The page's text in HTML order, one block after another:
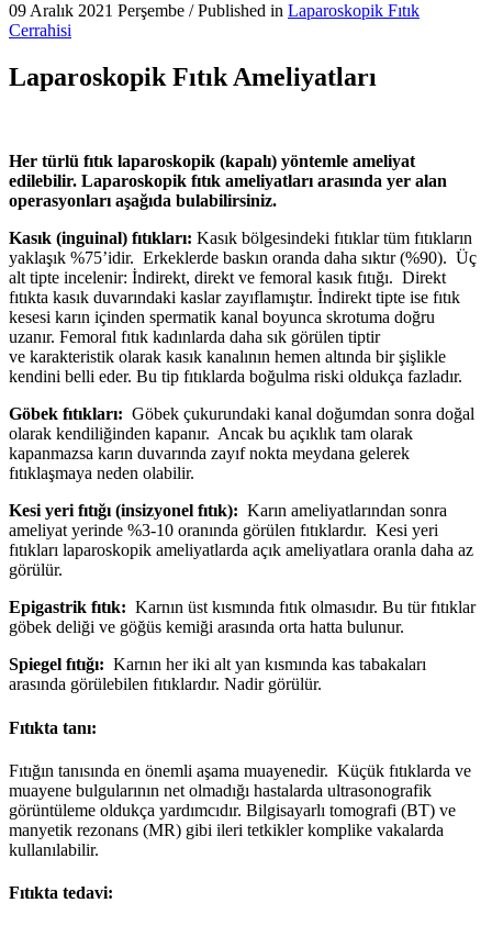
09 Aralık 2021 Perşembe /Published in Laparoskopik Fıtık
Cerrahisi
Laparoskopik Fıtık Ameliyatları
Her türlü fıtık laparoskopik (kapalı) yöntemle ameliyat
edilebilir. Laparoskopik fıtık ameliyatları arasında yer alan
operasyonları aşağıda bulabilirsiniz.
Kasık (inguinal) fıtıkları: Kasık bölgesindeki fıtıklar tüm fıtıkların
yaklaşık %75’idir. Erkeklerde baskın oranda daha sıktır (%90). Üç
alt tipte incelenir: İndirekt, direkt ve femoral kasık fıtığı. Direkt
fıtıkta kasık duvarındaki kaslar zayıflamıştır. İndirekt tipte ise fıtık
kesesi karın içinden spermatik kanal boyunca skrotuma doğru
uzanır. Femoral fıtık kadınlarda daha sık görülen tiptir
ve karakteristik olarak kasık kanalının hemen altında bir şişlikle
kendini belli eder. Bu tip fıtıklarda boğulma riski oldukça fazladır.
Göbek fıtıkları: Göbek çukurundaki kanal doğumdan sonra doğal
olarak kendiliğinden kapanır. Ancak bu açıklık tam olarak
kapanmazsa karın duvarında zayıf nokta meydana gelerek
fıtıklaşmaya neden olabilir.
Kesi yeri fıtığı (insizyonel fıtık): Karın ameliyatlarından sonra
ameliyat yerinde %3-10 oranında görülen fıtıklardır. Kesi yeri
fıtıkları laparoskopik ameliyatlarda açık ameliyatlara oranla daha az
görülür.
Epigastrik fıtık: Karnın üst kısmında fıtık olmasıdır. Bu tür fıtıklar
göbek deliği ve göğüs kemiği arasında orta hatta bulunur.
Spiegel fıtığı: Karnın her iki alt yan kısmında kas tabakaları
arasında görülebilen fıtıklardır. Nadir görülür.
Fıtıkta tanı:
Fıtığın tanısında en önemli aşama muayenedir. Küçük fıtıklarda ve
muayene bulgularının net olmadığı hastalarda ultrasonografik
görüntüleme oldukça yardımcıdır. Bilgisayarlı tomografi (BT) ve
manyetik rezonans (MR) gibi ileri tetkikler komplike vakalarda
kullanılabilir.
Fıtıkta tedavi: